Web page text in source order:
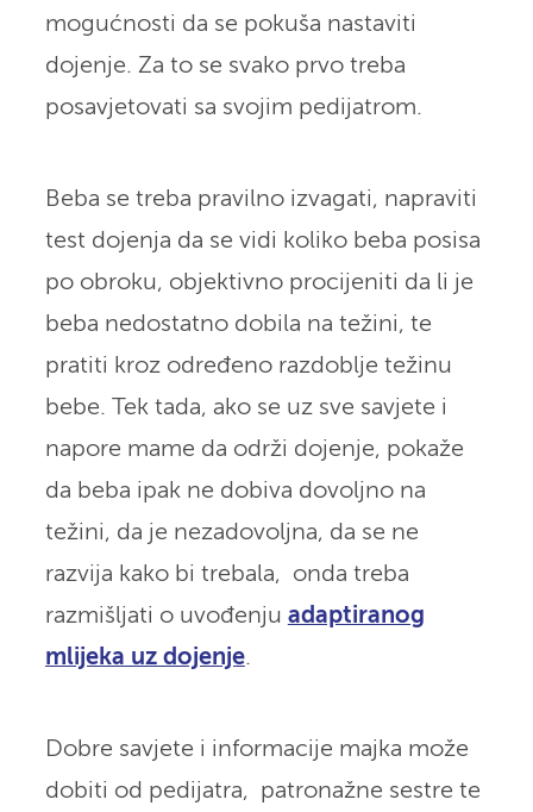
mogućnosti da se pokuša nastaviti
dojenje. Za to se svako prvo treba
posavjetovati sa svojim pedijatrom.
Beba se treba pravilno izvagati, napraviti
test dojenja da se vidi koliko beba posisa
po obroku, objektivno procijeniti da li je
beba nedostatno dobila na težini, te
pratiti kroz određeno razdoblje težinu
bebe. Tek tada, ako se uz sve savjete i
napore mame da održi dojenje, pokaže
da beba ipak ne dobiva dovoljno na
težini, da je nezadovoljna, da se ne
razvija kako bi trebala, onda treba
razmišljati o uvođenju adaptiranog
mlijeka uz dojenje.
Dobre savjete i informacije majka može
dobiti od pedijatra, patronažne sestre te